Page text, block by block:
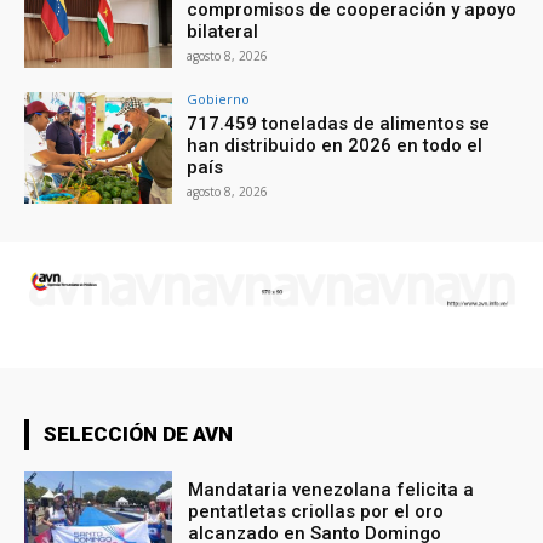
compromisos de cooperación y apoyo
bilateral
agosto 8, 2026
Gobierno
717.459 toneladas de alimentos se
han distribuido en 2026 en todo el
país
agosto 8, 2026
SELECCIÓN DE AVN
Mandataria venezolana felicita a
pentatletas criollas por el oro
alcanzado en Santo Domingo